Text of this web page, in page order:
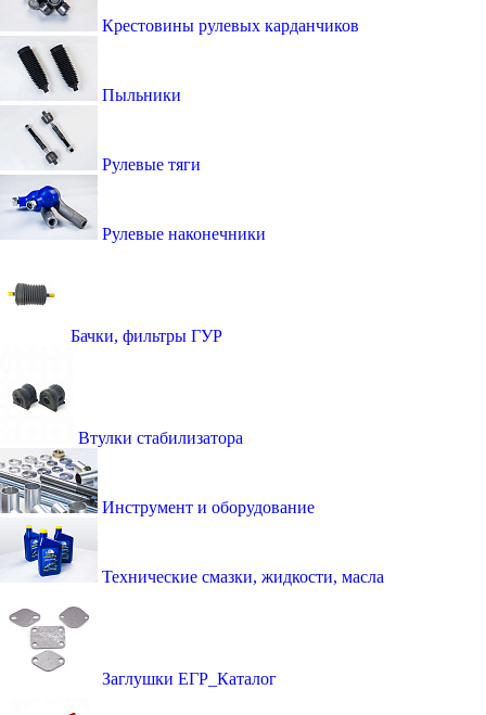
Крестовины рулевых карданчиков
Пыльники
Рулевые тяги
Рулевые наконечники
Бачки, фильтры ГУР
Втулки стабилизатора
Инструмент и оборудование
Технические смазки, жидкости, масла
Заглушки ЕГР_Каталог